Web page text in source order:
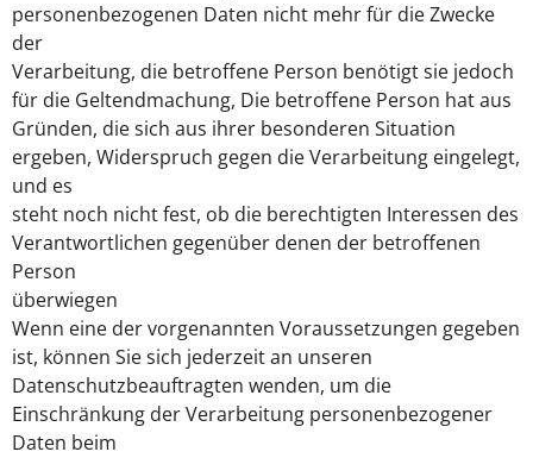
personenbezogenen Daten nicht mehr für die Zwecke
der
Verarbeitung, die betroffene Person benötigt sie jedoch
für die Geltendmachung, Die betroffene Person hat aus
Gründen, die sich aus ihrer besonderen Situation
ergeben, Widerspruch gegen die Verarbeitung eingelegt,
und es
steht noch nicht fest, ob die berechtigten Interessen des
Verantwortlichen gegenüber denen der betroffenen
Person
überwiegen
Wenn eine der vorgenannten Voraussetzungen gegeben
ist, können Sie sich jederzeit an unseren
Datenschutzbeauftragten wenden, um die
Einschränkung der Verarbeitung personenbezogener
Daten beim